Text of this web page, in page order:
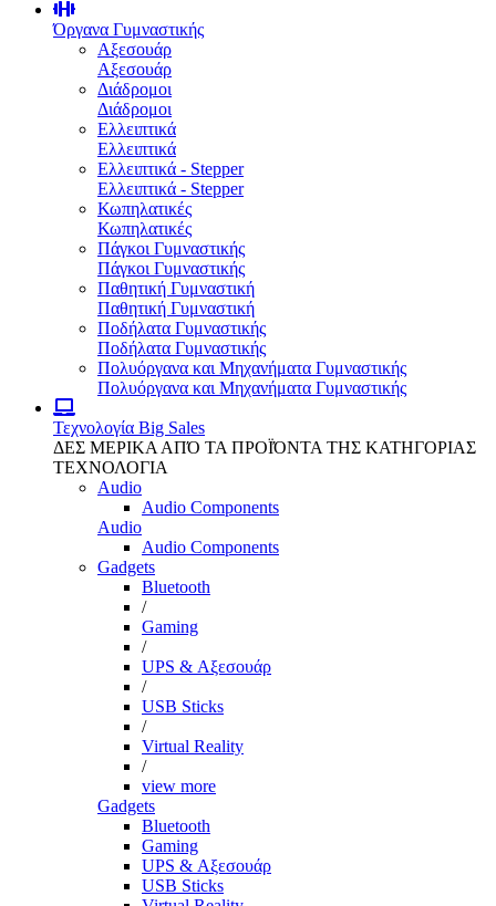
Όργανα Γυμναστικής
Αξεσουάρ
Αξεσουάρ
Διάδρομοι
Διάδρομοι
Ελλειπτικά
Ελλειπτικά
Ελλειπτικά - Stepper
Ελλειπτικά - Stepper
Κωπηλατικές
Κωπηλατικές
Πάγκοι Γυμναστικής
Πάγκοι Γυμναστικής
Παθητική Γυμναστική
Παθητική Γυμναστική
Ποδήλατα Γυμναστικής
Ποδήλατα Γυμναστικής
Πολυόργανα και Μηχανήματα Γυμναστικής
Πολυόργανα και Μηχανήματα Γυμναστικής
Τεχνολογία Big Sales
ΔΕΣ ΜΕΡΙΚΑ ΑΠΌ ΤΑ ΠΡΟΪΌΝΤΑ ΤΗΣ ΚΑΤΗΓΟΡΙΑΣ
ΤΕΧΝΟΛΟΓΙΑ
Audio
Audio Components
Audio
Audio Components
Gadgets
Bluetooth
/
Gaming
/
UPS & Αξεσουάρ
/
USB Sticks
/
Virtual Reality
/
view more
Gadgets
Bluetooth
Gaming
UPS & Αξεσουάρ
USB Sticks